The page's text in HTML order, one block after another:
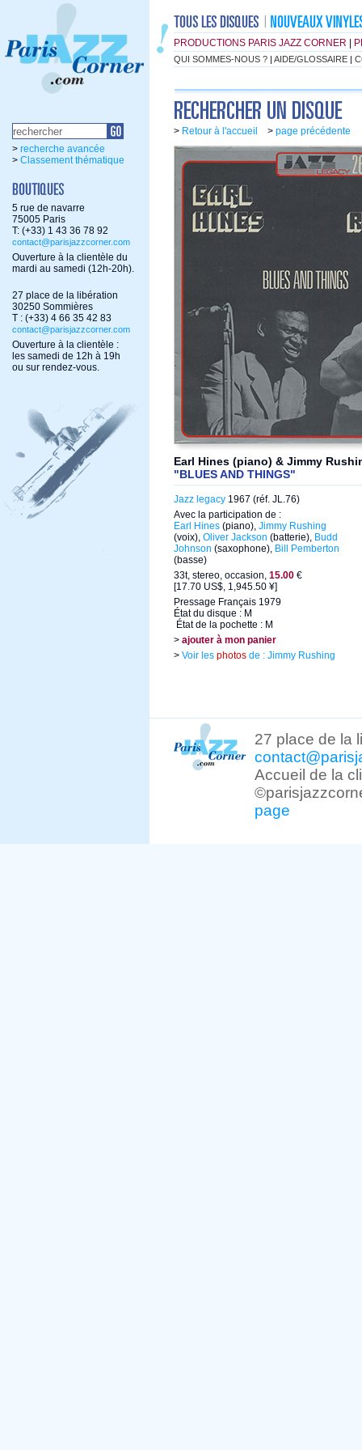
PRODUCTIONS PARIS JAZZ CORNER
QUI SOMMES-NOUS ? | AIDE/GLOSSAIRE |
> recherche avancée
> Classement thématique
5 rue de navarre
75005 Paris
T: (+33) 1 43 36 78 92
contact@parisjazzcorner.com
Ouverture à la clientèle du
mardi au samedi (12h-20h).
27 place de la libération
30250 Sommières
T : (+33) 4 66 35 42 83
contact@parisjazzcorner.com
Ouverture à la clientèle :
les samedi de 12h à 19h
ou sur rendez-vous.
> Retour à l'accueil > page précédente
Earl Hines (piano) & Jimmy
"BLUES AND THINGS"
Jazz legacy 1967 (réf. JL.76)
Avec la participation de :
Earl Hines (piano), Jimmy Rushing
(voix), Oliver Jackson (batterie), Budd
Johnson (saxophone), Bill Pemberton
(basse)
33t, stereo, occasion, 15.00 €
[17.70 US$, 1,945.50 ¥]
Pressage Français 1979
État du disque : M
État de la pochette : M
> ajouter à mon panier
> Voir les photos de : Jimmy Rushing
27 place de la
Accueil de la
page